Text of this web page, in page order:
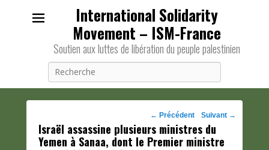
International Solidarity
Movement – ISM-France
Soutien aux luttes de libération du peuple palestinien
Navigation
des
← Précédent Suivant →
Israël assassine plusieurs ministres du
Yemen à Sanaa, dont le Premier ministre